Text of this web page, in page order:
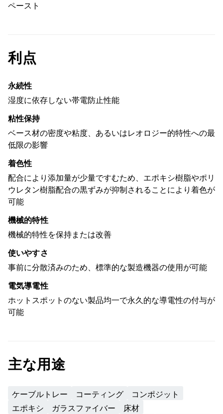
ペースト
利点
永続性
湿度に依存しない帯電防止性能
粘性保持
ベース材の密度や粘度、あるいはレオロジー的特性への最
低限の影響
着色性
配合により添加量が少量ですむため、エポキシ樹脂やポリ
ウレタン樹脂配合の黒ずみが抑制されることにより着色が
可能
機械的特性
機械的特性を保持または改善
使いやすさ
事前に分散済みのため、標準的な製造機器の使用が可能
電気導電性
ホットスポットのない製品均一で永久的な導電性の付与が
可能
主な用途
ケーブルトレー コーティング
コンポジット
エポキシ
ガラスファイバー
床材